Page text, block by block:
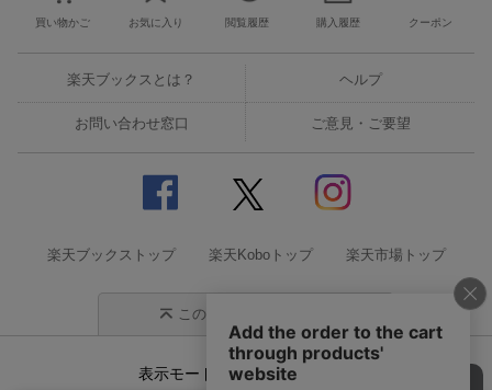
買い物かご お気に入り 閲覧履歴 購入履歴 クーポン
楽天ブックスとは？ ヘルプ
お問い合わせ窓口 ご意見・ご要望
楽天ブックストップ 楽天Koboトップ 楽天市場トップ
このページの先頭に戻る
表示モード モバイル